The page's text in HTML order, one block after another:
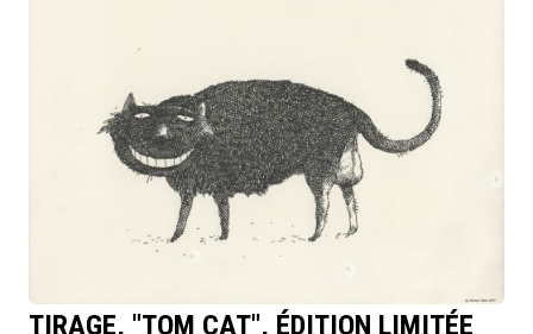
TIRAGE, "TOM CAT", ÉDITION LIMITÉE